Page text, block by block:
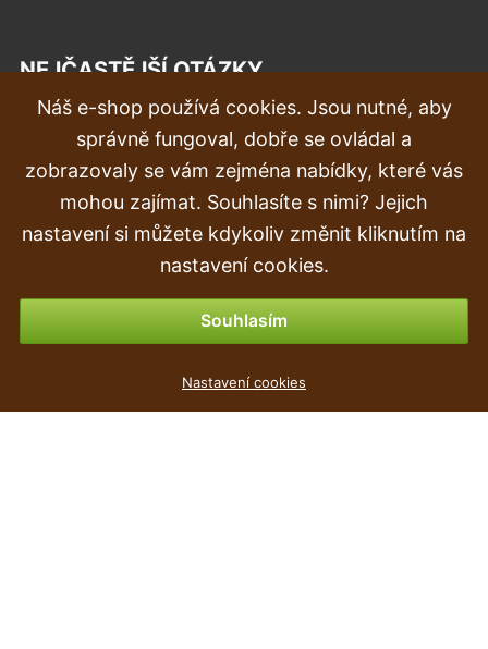
NEJČASTĚJŠÍ OTÁZKY
Reklamace
Doprava a doručení
Objednávka
Náš e-shop používá cookies. Jsou nutné, aby
správně fungoval, dobře se ovládal a
zobrazovaly se vám zejména nabídky, které vás
mohou zajímat. Souhlasíte s nimi? Jejich
nastavení si můžete kdykoliv změnit kliknutím na
nastavení cookies.
Souhlasím
Nastavení cookies